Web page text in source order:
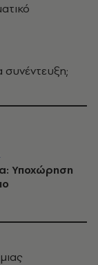
Υποχώρηση